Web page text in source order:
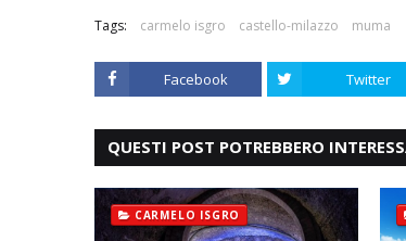
Tags: carmelo isgro castello-milazzo muma
Facebook Twitter
QUESTI POST POTREBBERO
CARMELO ISGRO